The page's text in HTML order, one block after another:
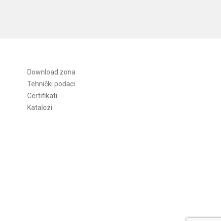
Download zona
Tehnički podaci
Certifikati
Katalozi